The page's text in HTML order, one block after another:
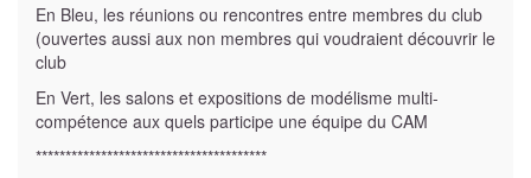
En Bleu, les réunions ou rencontres entre membres du club
(ouvertes aussi aux non membres qui voudraient découvrir le
club
En Vert, les salons et expositions de modélisme multi-
compétence aux quels participe une équipe du CAM
***************************************